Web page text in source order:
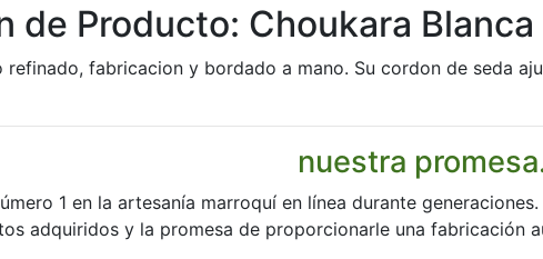
de Producto: Choukara Blanca
refinado, fabricacion y bordado a mano. Su cordon de seda
nuestra
1 en la artesanía marroquí en línea durante
adquiridos y la promesa de proporcionarle una fabricación